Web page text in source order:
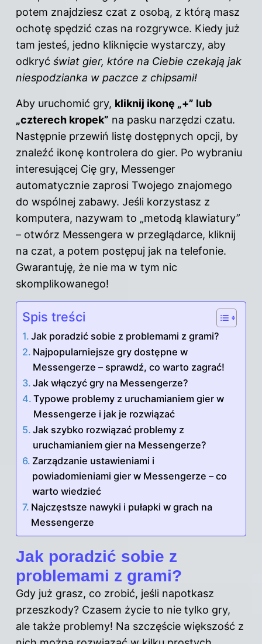
potem znajdziesz czat z osobą, z którą masz
ochotę spędzić czas na rozgrywce. Kiedy już
tam jesteś, jedno kliknięcie wystarczy, aby
odkryć świat gier, które na Ciebie czekają jak
niespodzianka w paczce z chipsami!
Aby uruchomić gry, kliknij ikonę „+” lub
„czterech kropek” na pasku narzędzi czatu.
Następnie przewiń listę dostępnych opcji, by
znaleźć ikonę kontrolera do gier. Po wybraniu
interesującej Cię gry, Messenger
automatycznie zaprosi Twojego znajomego
do wspólnej zabawy. Jeśli korzystasz z
komputera, nazywam to „metodą klawiatury”
– otwórz Messengera w przeglądarce, kliknij
na czat, a potem postępuj jak na telefonie.
Gwarantuję, że nie ma w tym nic
skomplikowanego!
Spis treści
Jak poradzić sobie z problemami z grami?
Najpopularniejsze gry dostępne w
Messengerze – sprawdź, co warto zagrać!
Jak włączyć gry na Messengerze?
Typowe problemy z uruchamianiem gier w
Messengerze i jak je rozwiązać
Jak szybko rozwiązać problemy z
uruchamianiem gier na Messengerze?
Zarządzanie ustawieniami i
powiadomieniami gier w Messengerze – co
warto wiedzieć
Najczęstsze nawyki i pułapki w grach na
Messengerze
Jak poradzić sobie z
problemami z grami?
Gdy już grasz, co zrobić, jeśli napotkasz
przeszkody? Czasem życie to nie tylko gry,
ale także problemy! Na szczęście większość z